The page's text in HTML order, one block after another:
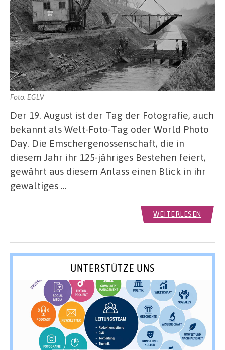
Foto: EGLV
Der 19. August ist der Tag der Fotografie, auch
bekannt als Welt-Foto-Tag oder World Photo
Day. Die Emschergenossenschaft, die in
diesem Jahr ihr 125-jähriges Bestehen feiert,
gewährt aus diesem Anlass einen Blick in ihr
gewaltiges …
WEITERLESEN
UNTERSTÜTZE UNS